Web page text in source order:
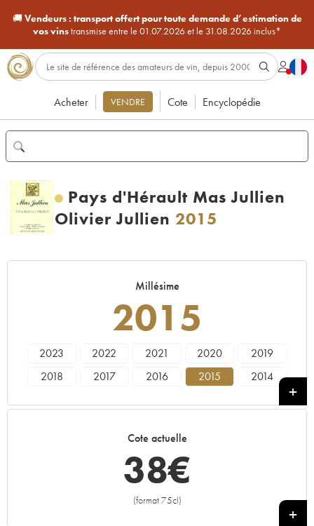
🚚Vendeurs : transport offert pour toute demande d’estimation de
vos vinstransmise entre le 01.07.2026 et le 31.08.2026 inclus*
Acheter VENDRE Cote Encyclopédie
Pays d'Hérault Mas Jullien
Olivier Jullien 2015
Millésime
2015
2023 2022 2021 2020
2019
2018
2017 2016 2015
2014
2001
Cote actuelle
38€
(format 75cl)
+